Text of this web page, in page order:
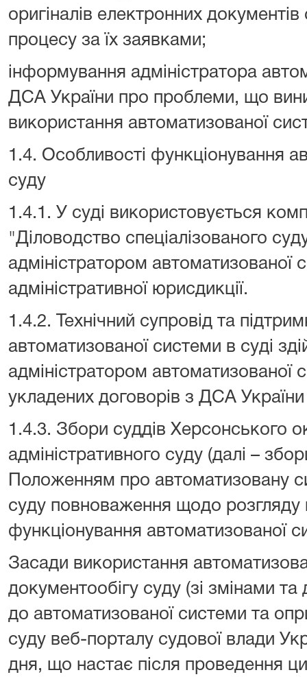
оригіналів електронних
процесу за їх заявками;
інформування адміністратора
ДСА України про проблеми, що
використання автоматизованої
1.4. Особливості функціонування
суду
1.4.1. У суді використовується
"Діловодство спеціалізованого
адміністратором автоматизованої
адміністративної юрисдикції.
1.4.2. Технічний супровід та
автоматизованої системи в суді
адміністратором автоматизованої
укладених договорів з ДСА
1.4.3. Збори суддів Херсонського
адміністративного суду (далі –
Положенням про автоматизовану
суду повноваження щодо розгляду
функціонування автоматизованої
Засади використання
документообігу суду (зі змінами
до автоматизованої системи та
суду веб-порталу судової влади
дня, що настає після проведення